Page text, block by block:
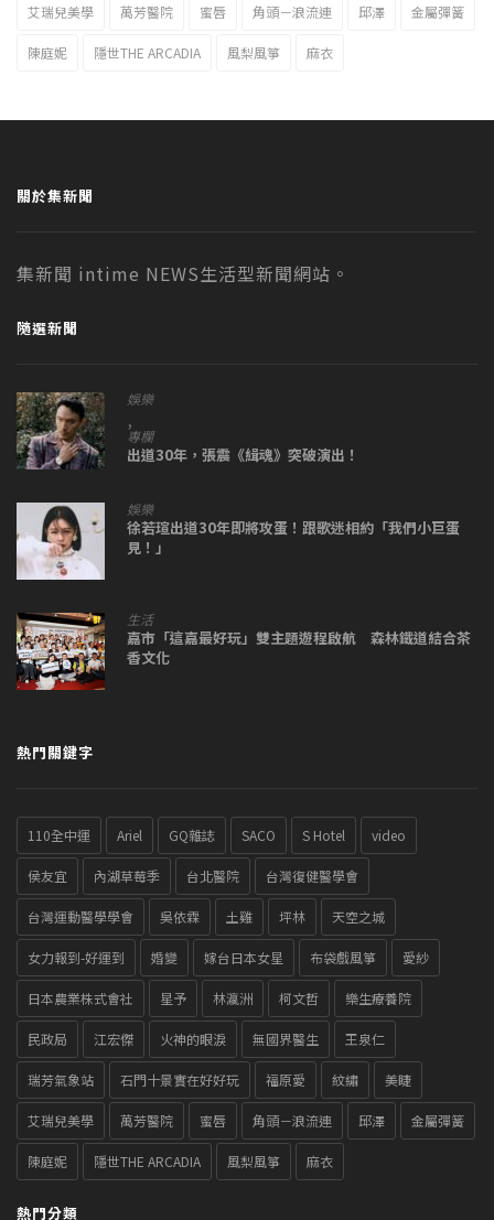
艾瑞兒美學 萬芳醫院 蜜唇 角頭－浪流連 邱澤 金屬彈簧
陳庭妮 隱世THE ARCADIA 風梨風箏 麻衣
關於集新聞
集新聞 intime NEWS生活型新聞網站。
隨選新聞
娛樂
,
專欄
出道30年，張震《緝魂》突破演出！
娛樂
徐若瑄出道30年即將攻蛋！跟歌迷相約「我們小巨蛋
見！」
生活
嘉市「這嘉最好玩」雙主題遊程啟航 森林鐵道結合茶
香文化
熱門關鍵字
110全中運 Ariel GQ雜誌 SACO S Hotel video
侯友宜 內湖草莓季 台北醫院 台灣復健醫學會
台灣運動醫學學會 吳依霖 土雞 坪林 天空之城
女力報到-好運到 婚變 嫁台日本女星 布袋戲風箏 愛紗
日本農業株式會社 星予 林瀛洲 柯文哲 樂生療養院
民政局 江宏傑 火神的眼淚 無國界醫生 王泉仁
瑞芳氣象站 石門十景實在好好玩 福原愛 紋繡 美睫
艾瑞兒美學 萬芳醫院 蜜唇 角頭－浪流連 邱澤 金屬彈簧
陳庭妮 隱世THE ARCADIA 風梨風箏 麻衣
熱門分類